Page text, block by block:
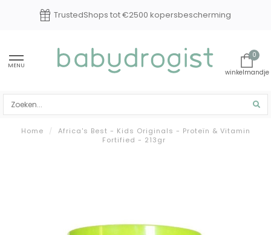
tot €2500 kopersbescherming
MENU
0
Home /
Africa's Best - Kids Originals - Proteïn & Vitamin
Fortified - 213gr